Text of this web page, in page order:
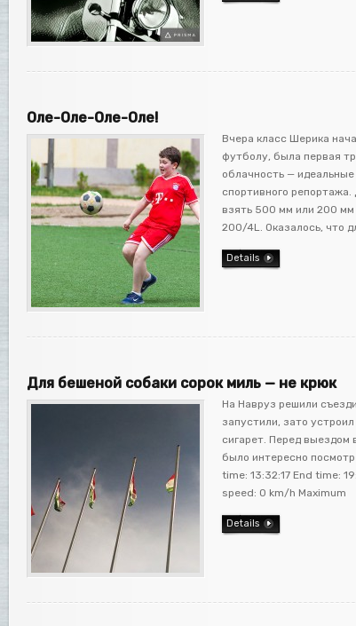
Оле-Оле-Оле-Оле!
Вчера класс Шерика
футболу, была первая
облачность —
спортивного репортажа.
взять 500 мм или 200
200/4L. Оказалось, что
Details
Для бешеной собаки сорок миль — не крюк
На Навруз решили
запустили, зато
сигарет. Перед выездом
было интересно
time: 13:32:17 End time:
speed: 0 km/h Maximum
Details